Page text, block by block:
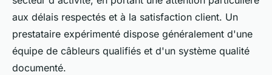
aux délais respectés et à la satisfaction client. Un
prestataire expérimenté dispose généralement d'une
équipe de câbleurs qualifiés et d'un système qualité
documenté.